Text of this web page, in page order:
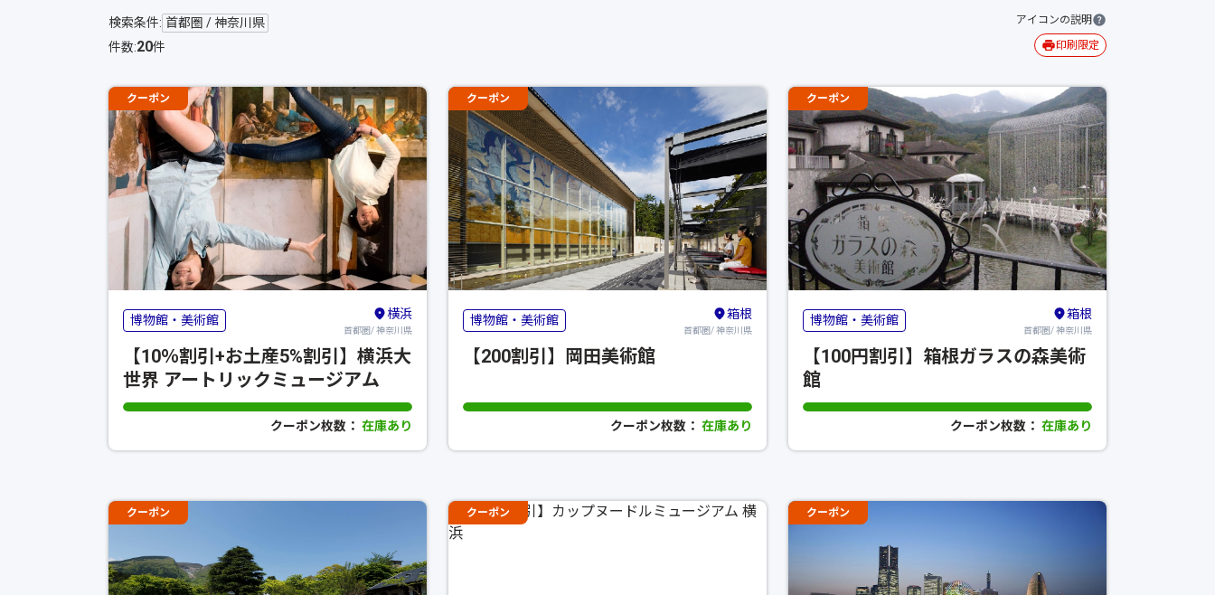
検索条件: 首都圏 / 神奈川県
件数:20件
アイコンの説明
印刷限定
クーポン
博物館・美術館 横浜
首都圏/ 神奈川県
【10％割引+お土産5%割引】横浜大
世界 アートリックミュージアム
クーポン枚数： 在庫あり
クーポン
博物館・美術館 箱根
首都圏/ 神奈川県
【200割引】岡田美術館
クーポン枚数： 在庫あり
クーポン
博物館・美術館 箱根
首都圏/ 神奈川県
【100円割引】箱根ガラスの森美術
館
クーポン枚数： 在庫あり
クーポン クーポン クーポン